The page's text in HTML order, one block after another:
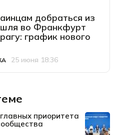
добраться из
во Франкфурт
график нового
25 июня 18:36
приоритета